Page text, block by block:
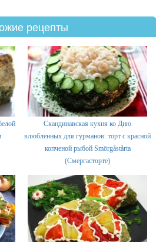
рецепты
Скандинавская кухня ко Дню
влюбленных для гурманов: торт с красной
копченой рыбой Smörgåstårta
(Смергасторте)